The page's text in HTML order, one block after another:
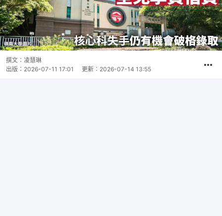
撰文： 凌慧琳
出版： 2026-07-11 17:01 更新： 2026-07-14 13:55